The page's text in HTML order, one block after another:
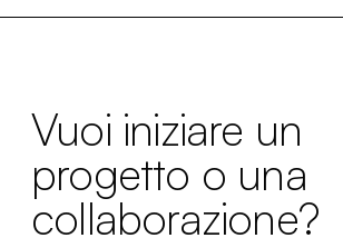
Vuoi iniziare un
progetto o una
collaborazione?